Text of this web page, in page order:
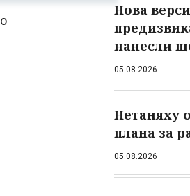
Нова
нанесли
05.08.2026
Нетаняху
плана за
05.08.2026